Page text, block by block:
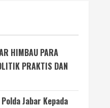
HIMBAU PARA
PRAKTIS DAN
Jabar Kepada